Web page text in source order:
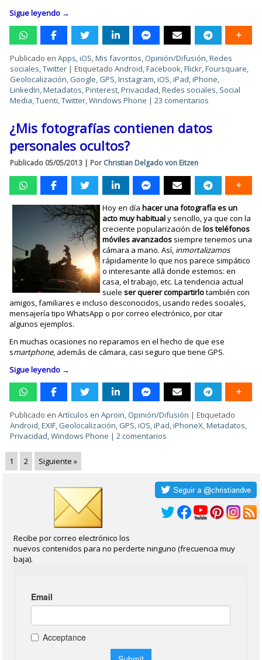
Sigue leyendo →
Publicado en Apps,iOS,Mis favoritos, Opinión/Difusión,Redes
sociales,Twitter |Etiquetado Android,Facebook,Flickr,Foursquare,
Geolocalización, Google, GPS,Instagram,iOS,iPad,iPhone,
LinkedIn,Metadatos,Pinterest,Privacidad,Redes sociales, Social
Media,Tuenti,Twitter,Windows Phone |23 comentarios
¿Mis fotografías contienen datos
personales ocultos?
Publicado 05/05/2013 | Por Christian Delgado von Eitzen
Hoy en día hacer una fotografía es un
acto muy habitualy sencillo, ya que con la
creciente popularización de los teléfonos
móviles avanzadossiempre tenemos una
cámara a mano. Así, inmortalizamos
rápidamente lo que nos parece simpático
o interesante allá donde estemos: en
casa, el trabajo, etc. La tendencia actual
suele ser querer compartirlotambién con
amigos, familiares e incluso desconocidos, usando redes sociales,
mensajería tipo WhatsApp o por correo electrónico, por citar
algunos ejemplos.
En muchas ocasiones no reparamos en el hecho de que ese
smartphone, además de cámara, casi seguro que tiene GPS.
Sigue leyendo →
Publicado en Artículos en Aproin, Opinión/Difusión |Etiquetado
Android,EXIF, Geolocalización, GPS,iOS,iPad,iPhoneX,Metadatos,
Privacidad,Windows Phone |2 comentarios
1 2 Siguiente »
Recibe por correo electrónico los
nuevos contenidos para no perderte ninguno (frecuencia muy
baja).